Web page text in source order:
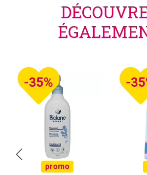
-35%
promo
-